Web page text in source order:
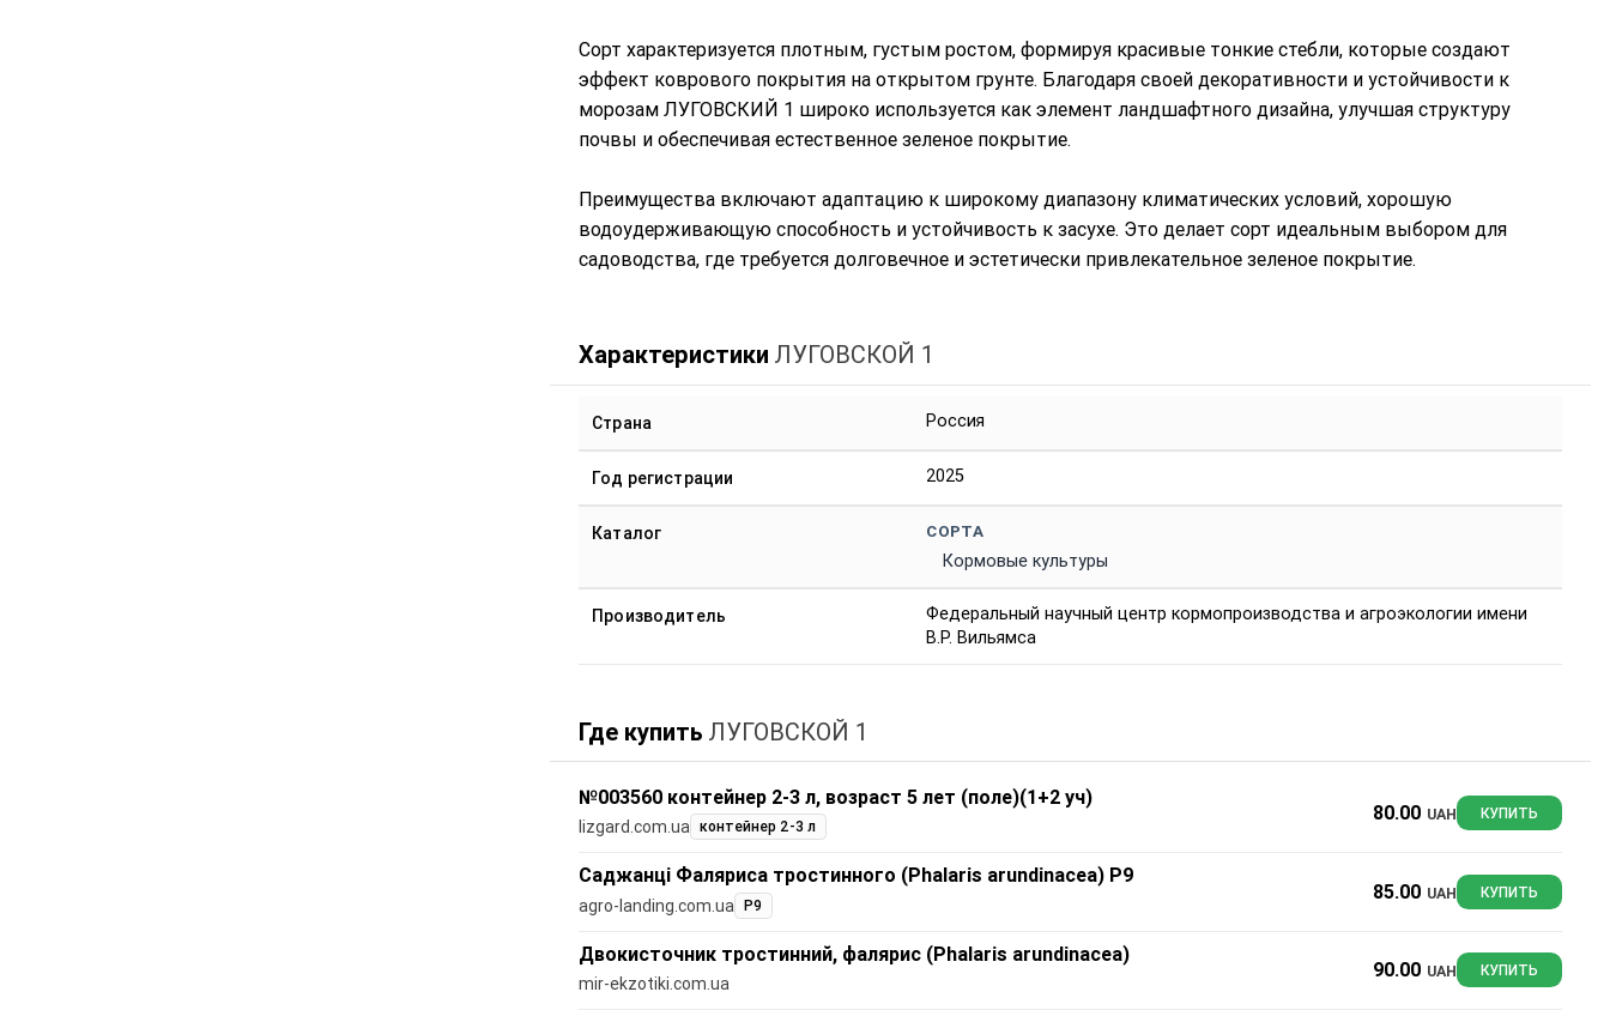
Сорт характеризуется плотным, густым ростом, формируя красивые тонкие стебли, которые создают
эффект коврового покрытия на открытом грунте. Благодаря своей декоративности и устойчивости к
морозам ЛУГОВСКИЙ 1 широко используется как элемент ландшафтного дизайна, улучшая структуру
почвы и обеспечивая естественное зеленое покрытие.
Преимущества включают адаптацию к широкому диапазону климатических условий, хорошую
водоудерживающую способность и устойчивость к засухе. Это делает сорт идеальным выбором для
садоводства, где требуется долговечное и эстетически привлекательное зеленое покрытие.
Характеристики ЛУГОВСКОЙ 1
Страна Россия
Год регистрации 2025
Каталог СОРТА
Кормовые культуры
Производитель
Федеральный научный центр кормопроизводства и агроэкологии имени
В.Р. Вильямса
Где купить ЛУГОВСКОЙ 1
№003560 контейнер 2-3 л, возраст 5 лет (поле)(1+2 уч)
lizgard.com.ua контейнер 2-3 л
80.00 UAH КУПИТЬ
Саджанці Фаляриса тростинного (Phalaris arundinacea) Р9
agro-landing.com.ua Р9
85.00 UAH КУПИТЬ
Двокисточник тростинний, фалярис (Phalaris arundinacea)
mir-ekzotiki.com.ua
90.00 UAH КУПИТЬ